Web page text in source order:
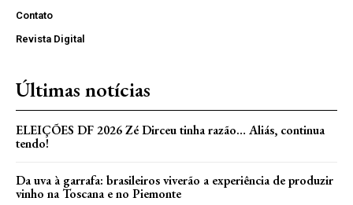
Contato
Revista Digital
Últimas notícias
ELEIÇÕES DF 2026 Zé Dirceu tinha razão… Aliás, continua
tendo!
Da uva à garrafa: brasileiros viverão a experiência de produzir
vinho na Toscana e no Piemonte